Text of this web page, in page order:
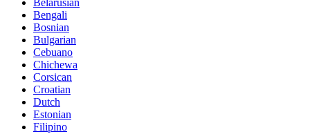
Belarusian
Bengali
Bosnian
Bulgarian
Cebuano
Chichewa
Corsican
Croatian
Dutch
Estonian
Filipino